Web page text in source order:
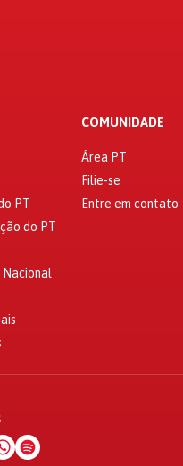
PT
do PT
Nacional
COMUNIDADE
Área PT
Filie-se
Entre em contato